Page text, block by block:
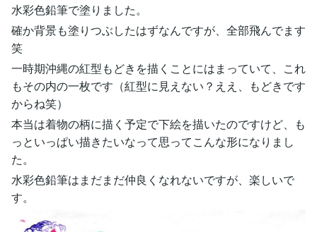
水彩色鉛筆で塗りました。
確か背景も塗りつぶしたはずなんですが、全部飛んでます
笑
一時期沖縄の紅型もどきを描くことにはまっていて、これ
もその内の一枚です（紅型に見えない？ええ、もどきです
からね笑）
本当は着物の柄に描く予定で下絵を描いたのですけど、も
っといっぱい描きたいなって思ってこんな形になりまし
た。
水彩色鉛筆はまだまだ仲良くなれないですが、楽しいで
す。